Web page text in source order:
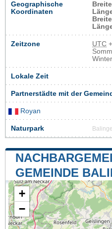
Geographische
Koordinaten
Zeitzone UTC
Lokale Zeit
Partnerstädte mit der
Royan
Naturpark
GEMEINDE
+
−